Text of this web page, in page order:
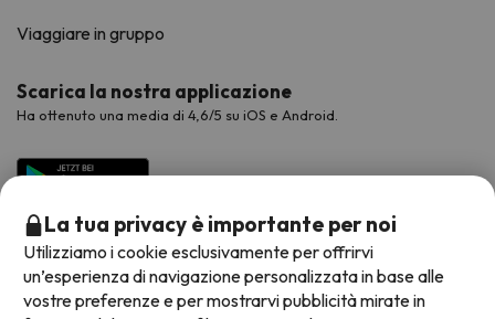
Viaggiare in gruppo
Scarica la nostra applicazione
Ha ottenuto una media di 4,6/5 su iOS e Android.
La tua privacy è importante per noi
Utilizziamo i cookie esclusivamente per offrirvi
un’esperienza di navigazione personalizzata in base alle
vostre preferenze e per mostrarvi pubblicità mirate in